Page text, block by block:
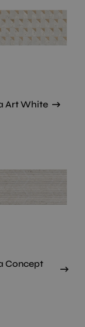
Art White
Concept